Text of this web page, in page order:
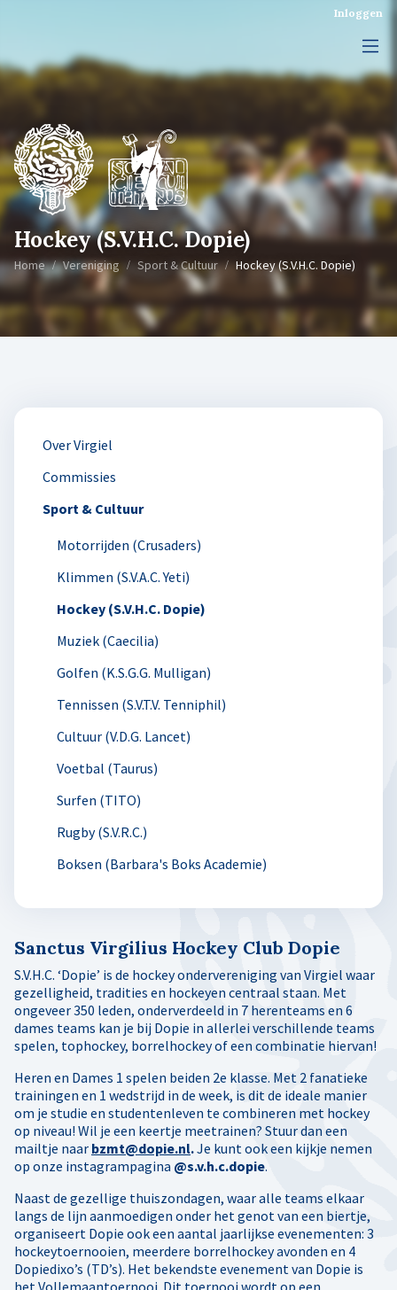
Inloggen
Hockey (S.V.H.C. Dopie)
Home Vereniging Sport & Cultuur Hockey (S.V.H.C. Dopie)
Over Virgiel
Commissies
Sport & Cultuur
Motorrijden (Crusaders)
Klimmen (S.V.A.C. Yeti)
Hockey (S.V.H.C. Dopie)
Muziek (Caecilia)
Golfen (K.S.G.G. Mulligan)
Tennissen (S.V.T.V. Tenniphil)
Cultuur (V.D.G. Lancet)
Voetbal (Taurus)
Surfen (TITO)
Rugby (S.V.R.C.)
Boksen (Barbara's Boks Academie)
Sanctus Virgilius Hockey Club Dopie
S.V.H.C. ‘Dopie’ is de hockey ondervereniging van Virgiel waar
gezelligheid, tradities en hockeyen centraal staan. Met
ongeveer 350 leden, onderverdeeld in 7 herenteams en 6
dames teams kan je bij Dopie in allerlei verschillende teams
spelen, tophockey, borrelhockey of een combinatie hiervan!
Heren en Dames 1 spelen beiden 2e klasse. Met 2 fanatieke
trainingen en 1 wedstrijd in de week, is dit de ideale manier
om je studie en studentenleven te combineren met hockey
op niveau! Wil je een keertje meetrainen? Stuur dan een
mailtje naar bzmt@dopie.nl.Je kunt ook een kijkje nemen
op onze instagrampagina @s.v.h.c.dopie.
Naast de gezellige thuiszondagen, waar alle teams elkaar
langs de lijn aanmoedigen onder het genot van een biertje,
organiseert Dopie ook een aantal jaarlijkse evenementen: 3
hockeytoernooien, meerdere borrelhockey avonden en 4
Dopiedixo’s (TD’s). Het bekendste evenement van Dopie is
het Vollemaantoernooi. Dit toernooi wordt op een